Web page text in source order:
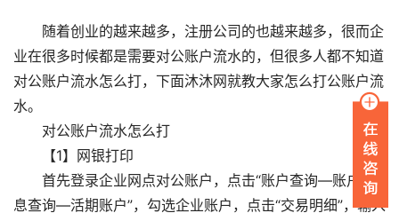
随着创业的越来越多，注册公司的也越来越多，很而企
业在很多时候都是需要对公账户流水的，但很多人都不知道
对公账户流水怎么打，下面沐沐网就教大家怎么打公账户流
水。
对公账户流水怎么打
【1】网银打印
首先登录企业网点对公账户，点击“账户查询—账户信
息查询—活期账户”，勾选企业账户，点击“交易明细”，输入